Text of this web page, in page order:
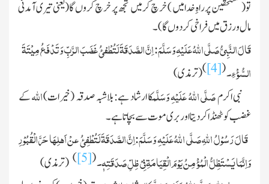
تو(مستحقین پر راہِ خدا میں )خرچ کر میں تجھ پر خرچ کروں گا(یعنی تیری آمدنی
مال و رزق میں فراخی کردوں گا)۔
قَالَ النَّبِیُّصَلَّی اللہُ عَلَیْہِ وَسَلَّمَ:اِنَّ الصَّدَقَۃَ لَتُطْفئُ غَضَبَ الرَّبِّ وَ تَدْفَعُ مِیْتَۃَ
السُّوْءءِ۔(
[4]
)
(ترمذی)
نبی اکرمصَلَّی اللہُ عَلَیْہِ وَسَلَّمکا ارشاد ہے: بلاشبہ صدقہ (خیرات)اللہکے
غضب کو ٹھنڈا کردیتا اور بری موت سے بچاتا ہے۔
قَالَ رَسُوْلُ اللہِصَلَّی اللہُ عَلَیْہِ وَسَلَّمَ:اِنَّ الصَّدَقَۃَ لَتُطْفِئُ عنْ اَھلِھَا حَرَّ الْقُبُوْرِ
وَاِنَّمَا یَسْتَظِلُّ الْمُؤْمِنُ یَوْمَ الْقِیَامَۃِ فِیْ ظِلِّ صَدَقَتِہٖ۔(
[5]
)(ترمذی)